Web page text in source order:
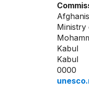
Ministry
Kabul
Kabul
0000